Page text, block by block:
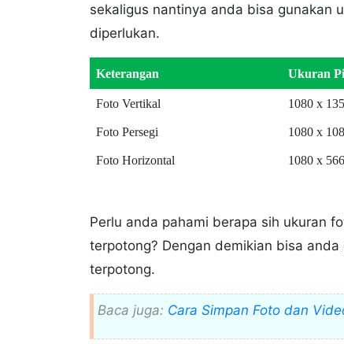
sekaligus nantinya anda bisa gunakan
diperlukan.
Keterangan Ukuran
Foto Vertikal 1080 x
Foto Persegi 1080 x
Foto Horizontal 1080 x
Perlu anda pahami berapa sih ukuran
terpotong? Dengan demikian bisa
terpotong.
Baca juga: Cara Simpan Foto dan